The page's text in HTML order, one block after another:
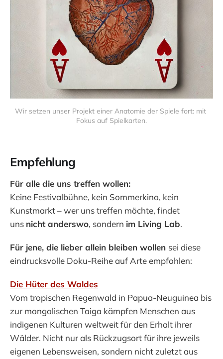
Wir setzen unser Projekt einer Anatomie der Spiele fort: mit
Fokus auf Spielkarten.
Empfehlung
Für alle die uns treffen wollen:
Keine Festivalbühne, kein Sommerkino, kein
Kunstmarkt – wer uns treffen möchte, findet
uns nicht anderswo, sondern im Living Lab.
Für jene, die lieber allein bleiben wollen sei diese
eindrucksvolle Doku-Reihe auf Arte empfohlen:
Die Hüter des Waldes
Vom tropischen Regenwald in Papua-Neuguinea bis
zur mongolischen Taiga kämpfen Menschen aus
indigenen Kulturen weltweit für den Erhalt ihrer
Wälder. Nicht nur als Rückzugsort für ihre jeweils
eigenen Lebensweisen, sondern nicht zuletzt aus